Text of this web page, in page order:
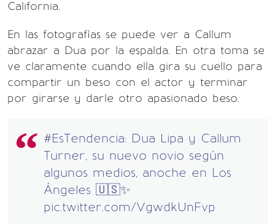
California.
En las fotografías se puede ver a Callum
abrazar a Dua por la espalda. En otra toma se
ve claramente cuando ella gira su cuello para
compartir un beso con el actor y terminar
por girarse y darle otro apasionado beso.
#EsTendencia: Dua Lipa y Callum
Turner, su nuevo novio según
algunos medios, anoche en Los
Ángeles 🇺🇸✨
pic.twitter.com/VgwdkUnFvp